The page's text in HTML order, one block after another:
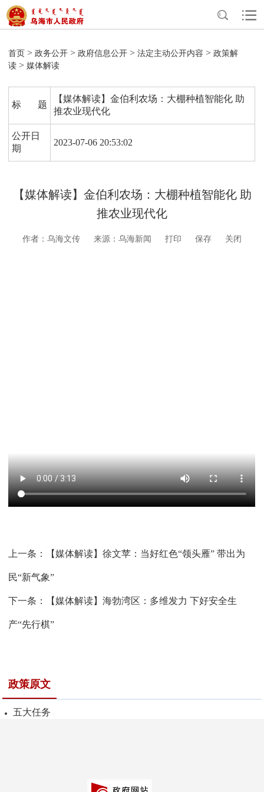
首页 >政务公开 >政府信息公开 >法定主动公开内容 >政策解
读 >媒体解读
标 题
【媒体解读】金伯利农场：大棚种植智能化 助
推农业现代化
公开日
期
2023-07-06 20:53:02
【媒体解读】金伯利农场：大棚种植智能化 助
推农业现代化
作者：乌海文传 来源：乌海新闻 打印 保存 关闭
上一条： 【媒体解读】徐文苹：当好红色“领头雁” 带出为
民“新气象”
下一条： 【媒体解读】海勃湾区：多维发力 下好安全生
产“先行棋”
政策原文
五大任务